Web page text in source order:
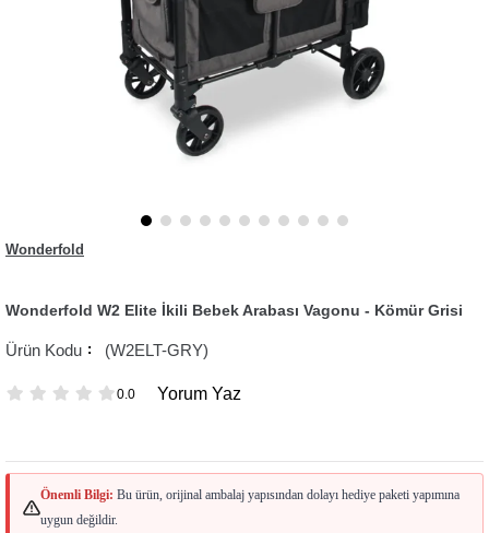
Wonderfold
Wonderfold W2 Elite İkili Bebek Arabası Vagonu - Kömür Grisi
(W2ELT-GRY)
0.0 Yorum Yaz
Önemli Bilgi: Bu ürün, orijinal ambalaj yapısından dolayı hediye paketi yapımına
uygun değildir.